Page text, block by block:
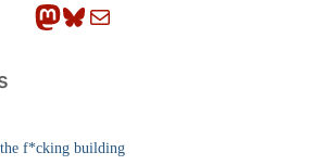
Mastodon Bluesky E-Mail
f*cking building